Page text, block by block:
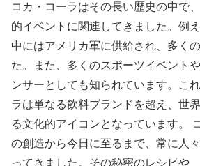
コカ・コーラはその長い歴史の中で
的イベントに関連してきました。例
中にはアメリカ軍に供給され、多く
た。また、多くのスポーツイベント
ンサーとしても知られています。こ
ラは単なる飲料ブランドを超え、世
る文化的アイコンとなっています。
の創造から今日に至るまで、常に人
ってきました。その秘密のレシピや